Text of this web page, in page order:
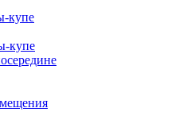
купе
купе